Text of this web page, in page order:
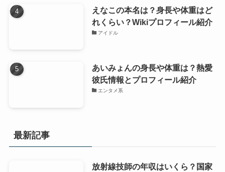
えなこの本名は？身長や体重はど
れくらい？Wikiプロフィール紹介
アイドル
あいみょんの身長や体重は？熱愛
彼氏情報とプロフィール紹介
エンタメ系
最新記事
放射線技師の年収はいくら？国家